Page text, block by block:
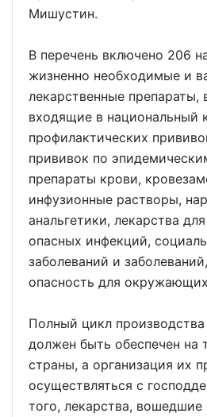
Мишустин.
В перечень включено 206
жизненно необходимые и
лекарственные препараты,
входящие в национальный
профилактических
прививок по
препараты крови,
инфузионные растворы,
анальгетики, лекарства
опасных инфекций,
заболеваний и
опасность для
Полный цикл
должен быть обеспечен на
страны, а организация их
осуществляться с
того, лекарства, вошедшие